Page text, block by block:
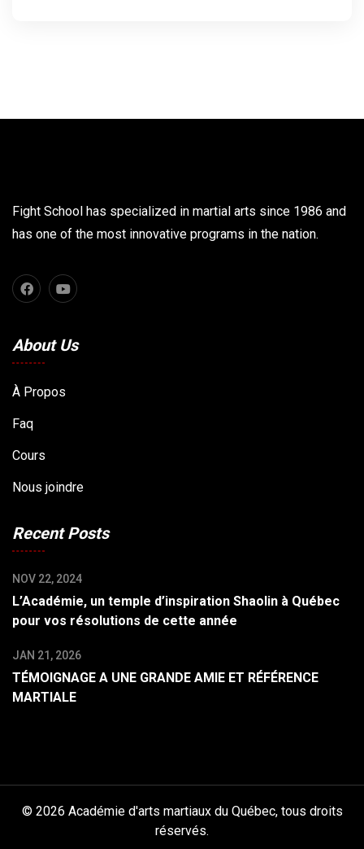
Fight School has specialized in martial arts since 1986 and
has one of the most innovative programs in the nation.
About Us
À Propos
Faq
Cours
Nous joindre
Recent Posts
NOV 22, 2024
L’Académie, un temple d’inspiration Shaolin à Québec
pour vos résolutions de cette année
JAN 21, 2026
TÉMOIGNAGE A UNE GRANDE AMIE ET RÉFÉRENCE
MARTIALE
© 2026 Académie d'arts martiaux du Québec, tous droits
réservés.